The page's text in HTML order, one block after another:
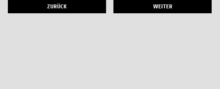
ZURÜCK WEITER